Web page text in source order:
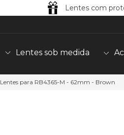
Lentes com
Lentes sob medida
Lentes para RB4365-M - 62mm - Brown